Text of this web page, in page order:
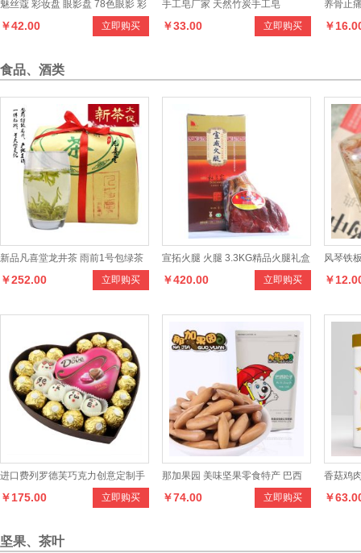
魅丝蔻 彩妆盘 眼影盘 78色眼影 彩
妆 立即购买
￥42.00
手工皂厂家 天然竹炭手工皂
立即购买
￥33.00
养骨止
￥
食品、酒类
新品凡喜堂龙井茶 雨前1号包绿茶
250克传统纸包茶叶 立即购买
￥252.00
宣拓火腿 火腿 3.3KG精品火腿礼盒
宣威火腿 云南特产 立即购买
￥420.00
风琴铁
￥
进口费列罗德芙巧克力创意定制手
工刻字diy巧克力礼盒表白生日礼
立即购买
￥175.00
那加果园 美味坚果零食特产 巴西
松子 精选特级松子 238克立即购买
￥74.00
香菇鸡
￥
坚果、茶叶